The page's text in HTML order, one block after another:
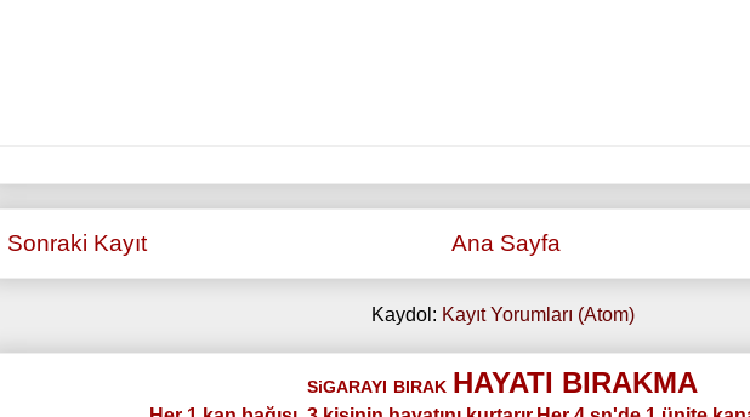
Sonraki Kayıt Ana Sayfa
Kaydol: Kayıt Yorumları (Atom)
SiGARAYI BIRAK HAYATI BIRAKMA